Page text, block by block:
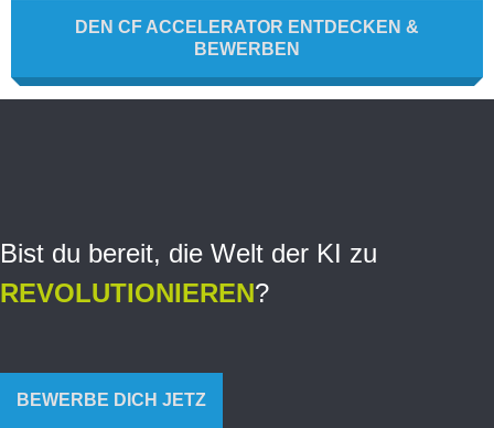
DEN CF ACCELERATOR ENTDECKEN &
BEWERBEN
Bist du bereit, die Welt der KI zu
REVOLUTIONIEREN?
BEWERBE DICH JETZ